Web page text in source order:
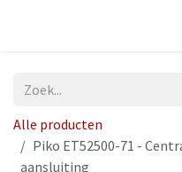
Alle producten
Piko ET52500-71 -
aansluiting